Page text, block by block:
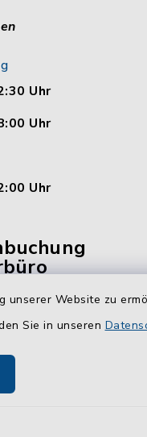
Website zu
Sie in unseren
Uhr
Uhr
Uhr
Sie hier bequem
Termin für das
buchen